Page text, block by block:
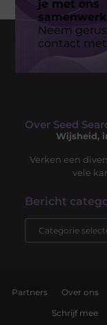
je met ons
Neem
contact
Over Seed
Wijsheid,
Verken een
vele
Bericht
Partners Over ons
Schrijf mee